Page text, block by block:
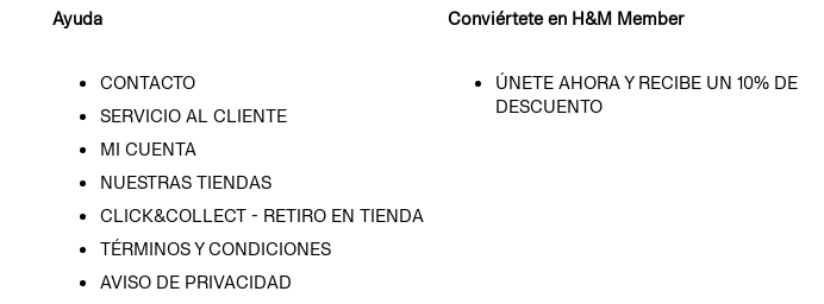
Ayuda
CONTACTO
SERVICIO AL CLIENTE
MI CUENTA
NUESTRAS TIENDAS
CLICK&COLLECT - RETIRO EN TIENDA
TÉRMINOS Y CONDICIONES
AVISO DE PRIVACIDAD
Conviértete en H&M Member
ÚNETE AHORA Y RECIBE UN 10% DE
DESCUENTO